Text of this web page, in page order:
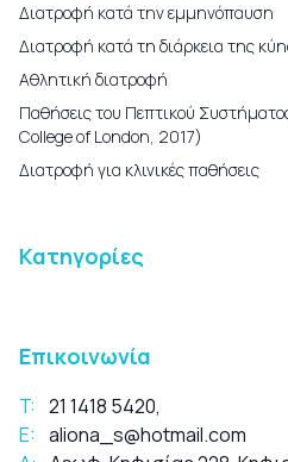
Διατροφή κατά την εμμηνόπαυση
Διατροφή κατά τη διάρκεια της
Αθλητική διατροφή
Παθήσεις του Πεπτικού
College of London, 2017)
Διατροφή για κλινικές παθήσεις
Κατηγορίες
Επικοινωνία
T: 21 1418 5420,
E: aliona_s@hotmail.com